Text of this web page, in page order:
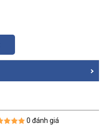
0 đánh giá